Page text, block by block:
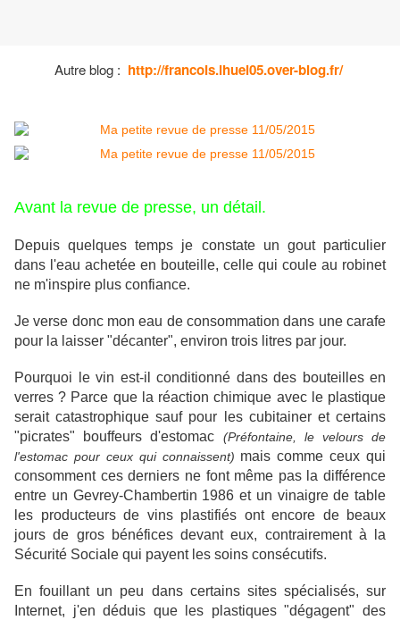
Autre blog : http://francois.ihuel05.over-blog.fr/
Avant la revue de presse, un détail.
Depuis quelques temps je constate un gout particulier
dans l'eau achetée en bouteille, celle qui coule au robinet
ne m'inspire plus confiance.
Je verse donc mon eau de consommation dans une carafe
pour la laisser "décanter", environ trois litres par jour.
Pourquoi le vin est-il conditionné dans des bouteilles en
verres ? Parce que la réaction chimique avec le plastique
serait catastrophique sauf pour les cubitainer et certains
"picrates" bouffeurs d'estomac
(Préfontaine, le velours de
l'estomac pour ceux qui connaissent) mais comme ceux qui
consomment ces derniers ne font même pas la différence
entre un Gevrey-Chambertin 1986 et un vinaigre de table
les producteurs de vins plastifiés ont encore de beaux
jours de gros bénéfices devant eux, contrairement à la
Sécurité Sociale qui payent les soins consécutifs.
En fouillant un peu dans certains sites spécialisés, sur
Internet, j'en déduis que les plastiques "dégagent" des